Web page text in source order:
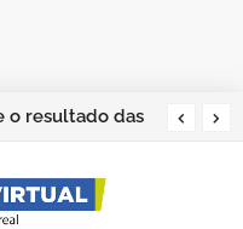
o resultado das